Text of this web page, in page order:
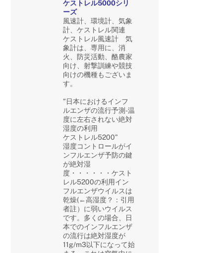
ケストレル5000シリ
ーズ
風速計、環境計、気象
計、ケストレル関連
ケストレル風速計 気
象計は、専用に、消
火、防災活動、酪農家
向け、射撃訓練や競技
向けの機種もございま
す。
”日本におけるインフ
ルエンザの流行予測-温
度に左右されない絶対
湿度の利用
ケストレル5200”
湿度コントロールがイ
ンフルエンザ予防の鍵
が絶対湿
度・・・・・・ケスト
レル5200の利用イン
フルエンザウイルスは
乾燥(←高湿度？：引用
者註）に弱いウイルス
です。多くの場合、日
本でのインフルエンザ
の流行は絶対湿度が
11g/m3以下になって始